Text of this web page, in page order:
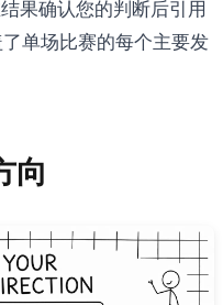
果确认您的判断后引用
单场比赛的每个主要发
向